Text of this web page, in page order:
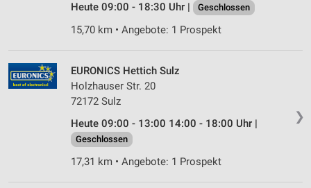
Heute 09:00 - 18:30 Uhr |
Geschlossen
15,70 km • Angebote: 1 Prospekt
❯
EURONICS Hettich Sulz
Holzhauser Str. 20
72172 Sulz
Heute 09:00 - 13:00 14:00 - 18:00 Uhr |
Geschlossen
17,31 km • Angebote: 1 Prospekt
personalisierter Inhalte
Messung der Werbeleistung
Messung der Performance von Inhalten
Analyse von Zielgruppen durch Statistiken oder
Kombinationen von Daten aus verschiedenen
Entwicklung und Verbesserung der Angebote